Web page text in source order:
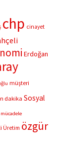
çeşitlilik
chp cinayet
Erdoğan
müşteri
dakika Sosyal
Üretim özgür